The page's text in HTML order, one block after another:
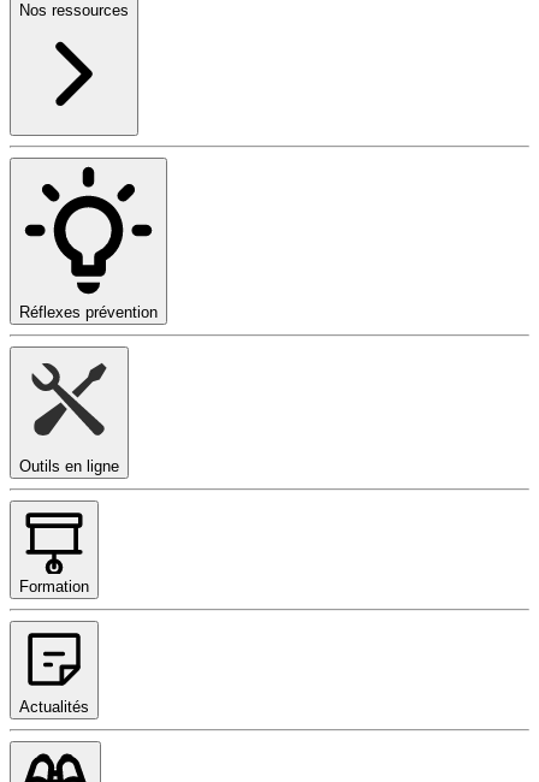
Nos ressources
Réflexes prévention
Outils en ligne
Formation
Actualités